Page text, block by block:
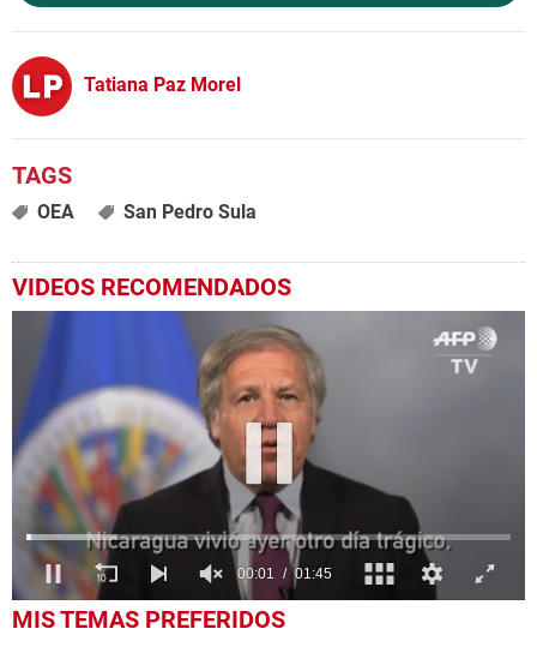
Tatiana Paz Morel
OEA San Pedro Sula
VIDEOS RECOMENDADOS
0
seconds
MIS TEMAS PREFERIDOS